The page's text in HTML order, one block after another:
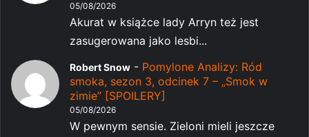
05/08/2026
Akurat w książce lady Arryn też jest
zasugerowana jako lesbi...
Robert Snow - Pomylone Analizy: Ród
smoka, sezon 3, odcinek 7 – „Smok w
zimie” [SPOILERY]
05/08/2026
W pewnym sensie. Zieloni mieli jeszcze